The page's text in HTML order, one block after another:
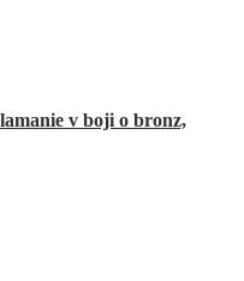
v boji o bronz,